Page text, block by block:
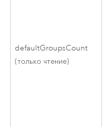
defaultGroupsCount
(только чтение)